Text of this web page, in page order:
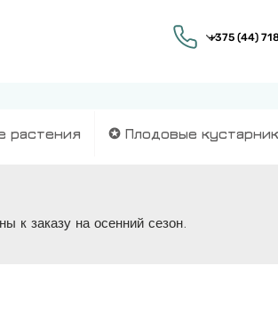
растения ✪ Плодовые
к заказу на осенний сезон.